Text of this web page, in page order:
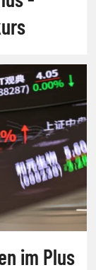
im Plus